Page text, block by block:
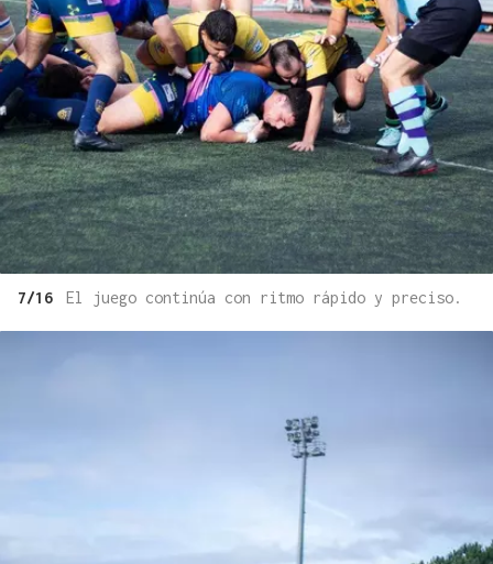
7/16 El juego continúa con ritmo rápido y preciso.